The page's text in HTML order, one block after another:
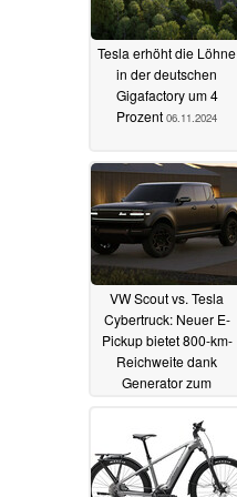
Tesla erhöht die Löhne
in der deutschen
Gigafactory um 4
Prozent 06.11.2024
VW Scout vs. Tesla
Cybertruck: Neuer E-
Pickup bietet 800-km-
Reichweite dank
Generator zum